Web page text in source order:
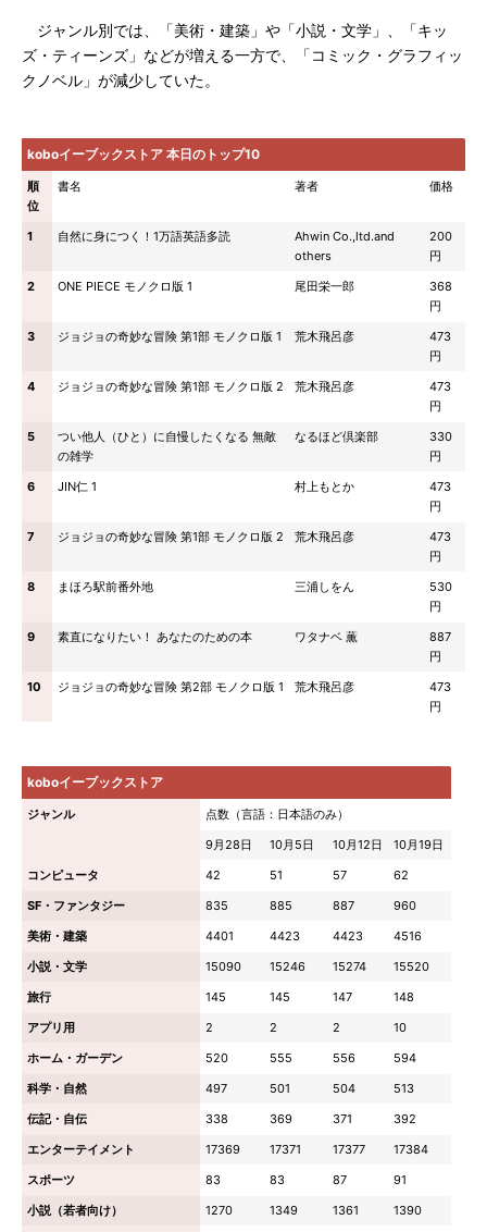
ジャンル別では、「美術・建築」や「小説・文学」、「キッ
ズ・ティーンズ」などが増える一方で、「コミック・グラフィッ
クノベル」が減少していた。
koboイーブックストア 本日のトップ10
順
位
書名 著者 価格
1 自然に身につく！1万語英語多読
Ahwin Co.,ltd.and
others
200
円
2
ONE PIECE モノクロ版 1 尾田栄一郎
368
円
3
ジョジョの奇妙な冒険 第1部 モノクロ版 1 荒木飛呂彦
473
円
4
ジョジョの奇妙な冒険 第1部 モノクロ版 2 荒木飛呂彦
473
円
5
つい他人（ひと）に自慢したくなる 無敵
の雑学
なるほど倶楽部
330
円
6
JIN仁 1 村上もとか
473
円
7
ジョジョの奇妙な冒険 第1部 モノクロ版 2 荒木飛呂彦
473
円
8
まほろ駅前番外地 三浦しをん
530
円
9
素直になりたい！ あなたのための本 ワタナベ 薫
887
円
10
ジョジョの奇妙な冒険 第2部 モノクロ版 1 荒木飛呂彦
473
円
koboイーブックストア
ジャンル
点数（言語：日本語のみ）
9月28日
10月5日 10月12日
10月19日
コンピュータ
42 51 57
62
SF・ファンタジー
835 885 887
960
美術・建築
4401 4423 4423
4516
小説・文学
15090 15246 15274
15520
旅行
145 145 147
148
アプリ用
2 2 2
10
ホーム・ガーデン
520 555 556
594
科学・自然
497 501 504
513
伝記・自伝
338 369 371
392
エンターテイメント
17369 17371 17377
17384
スポーツ
83 83 87
91
小説（若者向け）
1270 1349 1361 1390